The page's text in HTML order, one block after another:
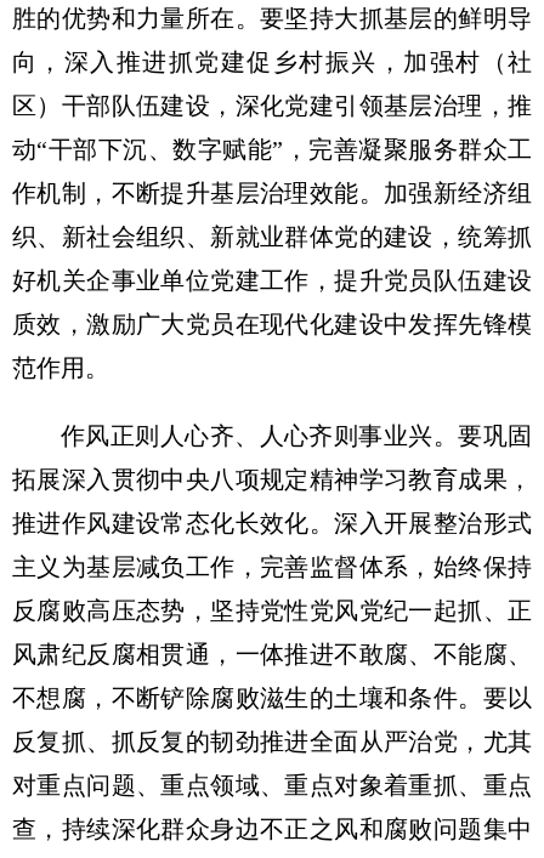
胜的优势和力量所在。要坚持大抓基层的鲜明导
向，深入推进抓党建促乡村振兴，加强村（社
区）干部队伍建设，深化党建引领基层治理，推
动“干部下沉、数字赋能”，完善凝聚服务群众工
作机制，不断提升基层治理效能。加强新经济组
织、新社会组织、新就业群体党的建设，统筹抓
好机关企事业单位党建工作，提升党员队伍建设
质效，激励广大党员在现代化建设中发挥先锋模
范作用。
作风正则人心齐、人心齐则事业兴。要巩固
拓展深入贯彻中央八项规定精神学习教育成果，
推进作风建设常态化长效化。深入开展整治形式
主义为基层减负工作，完善监督体系，始终保持
反腐败高压态势，坚持党性党风党纪一起抓、正
风肃纪反腐相贯通，一体推进不敢腐、不能腐、
不想腐，不断铲除腐败滋生的土壤和条件。要以
反复抓、抓反复的韧劲推进全面从严治党，尤其
对重点问题、重点领域、重点对象着重抓、重点
查，持续深化群众身边不正之风和腐败问题集中